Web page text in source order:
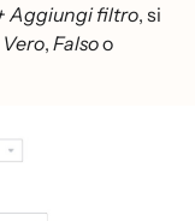
Aggiungi filtro, si
Vero, Falsoo